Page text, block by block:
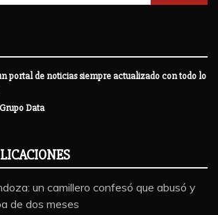
portal de noticias siempre actualizado con todo lo
Data
un camillero confesó que abusó y
de dos meses